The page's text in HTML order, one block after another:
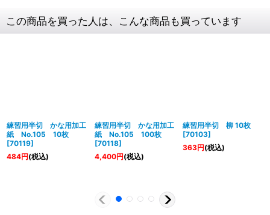
この商品を買った人は、こんな商品も買っています
練習用半切 かな用加工
紙 No.105 10枚
[70119]
484円(税込)
練習用半切 かな用加工
紙 No.105 100枚
[70118]
4,400円(税込)
練習用半切 柳 10枚
[70103]
363円(税込)